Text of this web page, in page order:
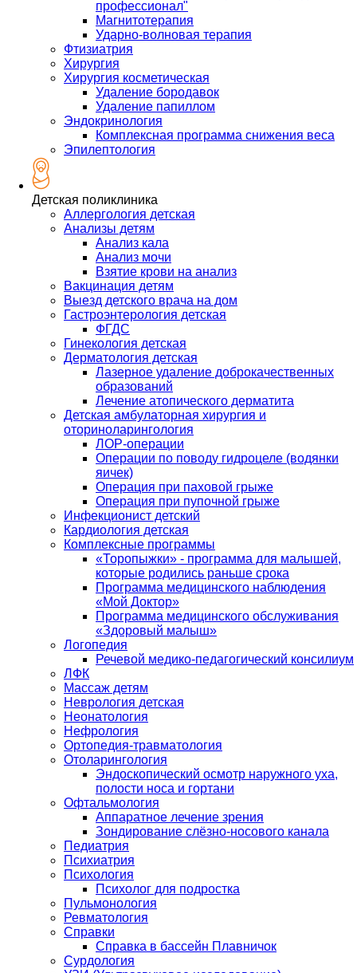
профессионал"
Магнитотерапия
Ударно-волновая терапия
Фтизиатрия
Хирургия
Хирургия косметическая
Удаление бородавок
Удаление папиллом
Эндокринология
Комплексная программа снижения веса
Эпилептология
Детская поликлиника
Аллергология детская
Анализы детям
Анализ кала
Анализ мочи
Взятие крови на анализ
Вакцинация детям
Выезд детского врача на дом
Гастроэнтерология детская
ФГДС
Гинекология детская
Дерматология детская
Лазерное удаление доброкачественных
образований
Лечение атопического дерматита
Детская амбулаторная хирургия и
оториноларингология
ЛОР-операции
Операции по поводу гидроцеле (водянки
яичек)
Операция при паховой грыже
Операция при пупочной грыже
Инфекционист детский
Кардиология детская
Комплексные программы
«Торопыжки» - программа для малышей,
которые родились раньше срока
Программа медицинского наблюдения
«Мой Доктор»
Программа медицинского обслуживания
«Здоровый малыш»
Логопедия
Речевой медико-педагогический консилиум
ЛФК
Массаж детям
Неврология детская
Неонатология
Нефрология
Ортопедия-травматология
Отоларингология
Эндоскопический осмотр наружного уха,
полости носа и гортани
Офтальмология
Аппаратное лечение зрения
Зондирование слёзно-носового канала
Педиатрия
Психиатрия
Психология
Психолог для подростка
Пульмонология
Ревматология
Справки
Справка в бассейн Плавничок
Сурдология